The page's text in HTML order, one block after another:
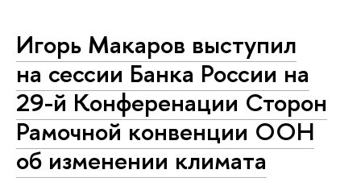
Игорь Макаров выступил
на сессии Банка России на
29-й Конференации Сторон
Рамочной конвенции ООН
об изменении климата